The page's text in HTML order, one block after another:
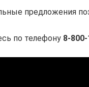
предложения
по телефону 8-